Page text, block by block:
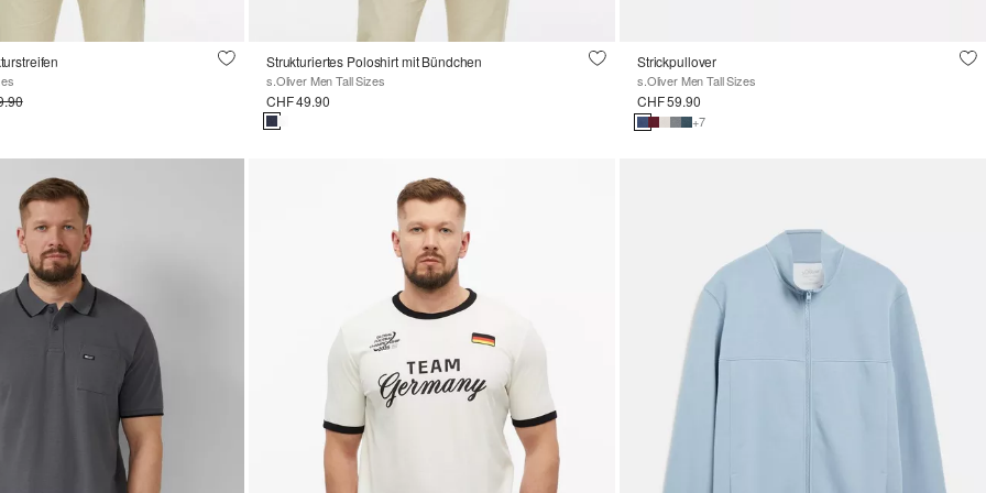
Strukturiertes Poloshirt mit Bündchen
s.Oliver Men Tall Sizes
CHF 49.90
Strickpullover
s.Oliver Men Tall Sizes
CHF 59.90
+7